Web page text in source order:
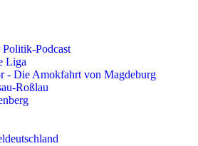
Podcast
Liga
- Die Amokfahrt von Magdeburg
Roßlau